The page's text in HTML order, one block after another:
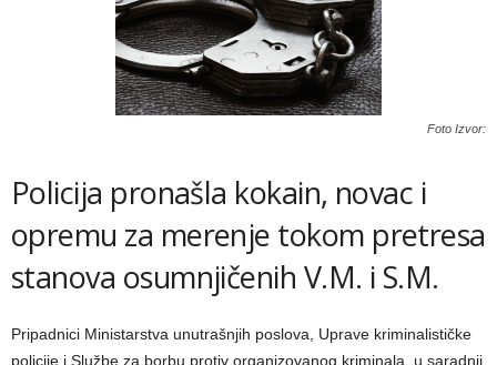
Foto Izvor:
Policija pronašla kokain, novac i
opremu za merenje tokom pretresa
stanova osumnjičenih V.M. i S.M.
Pripadnici Ministarstva unutrašnjih poslova, Uprave kriminalističke
policije i Službe za borbu protiv organizovanog kriminala, u saradnji